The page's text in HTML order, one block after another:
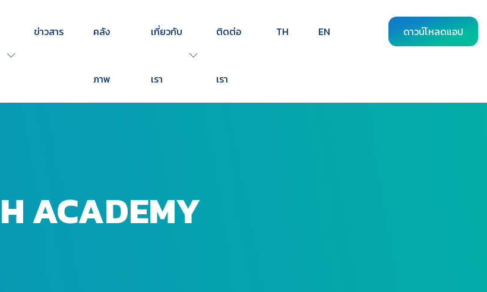
ข่าวสาร คลัง
ภาพ
เกี่ยวกับ
เรา
ติดต่อ
เรา
TH EN ดาวน์โหลดแอป
ACADEMY